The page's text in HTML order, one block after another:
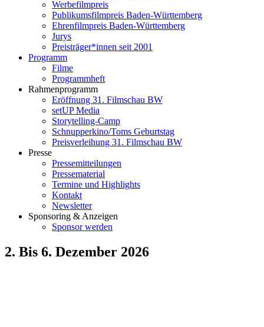
Werbefilmpreis
Publikumsfilmpreis Baden-Württemberg
Ehrenfilmpreis Baden-Württemberg
Jurys
Preisträger*innen seit 2001
Programm
Filme
Programmheft
Rahmenprogramm
Eröffnung 31. Filmschau BW
setUP Media
Storytelling-Camp
Schnupperkino/Toms Geburtstag
Preisverleihung 31. Filmschau BW
Presse
Pressemitteilungen
Pressematerial
Termine und Highlights
Kontakt
Newsletter
Sponsoring & Anzeigen
Sponsor werden
2. Bis 6. Dezember 2026